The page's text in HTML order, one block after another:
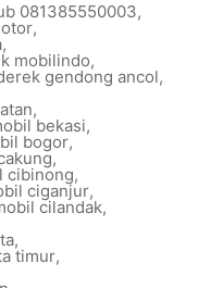
081385550003,
,
,
mobilindo,
gendong ancol,
,
bekasi,
bogor,
,
cibinong,
ciganjur,
cilandak,
,
timur,